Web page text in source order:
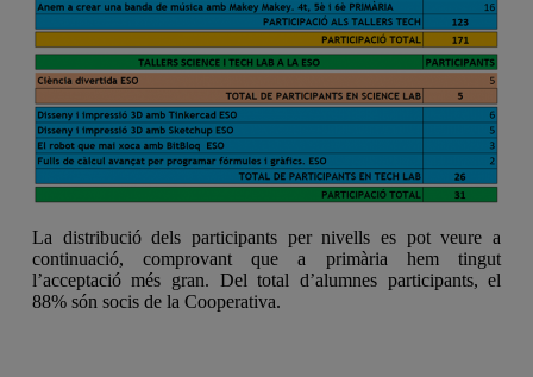
La distribució dels participants per nivells es pot veure a
continuació, comprovant que a primària hem tingut
l’acceptació més gran. Del total d’alumnes participants, el
88% són socis de la Cooperativa.